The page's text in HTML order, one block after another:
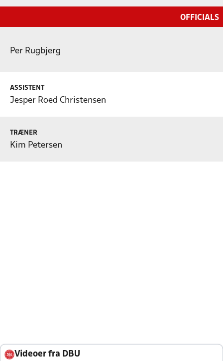
OFFICIALS
Per Rugbjerg
ASSISTENT
Jesper Roed Christensen
TRÆNER
Kim Petersen
Videoer fra DBU